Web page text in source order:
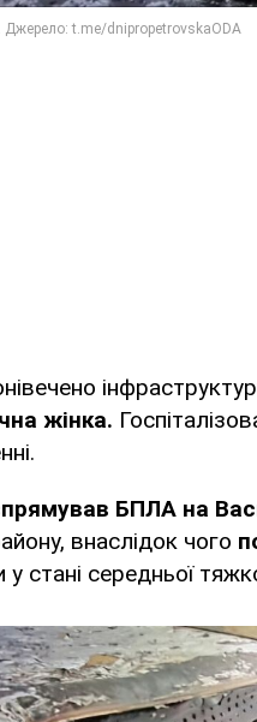
жінка.
БПЛА на
внаслідок чого
у стані середньої